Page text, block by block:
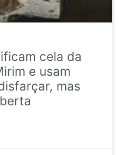
cela da
e usam
mas